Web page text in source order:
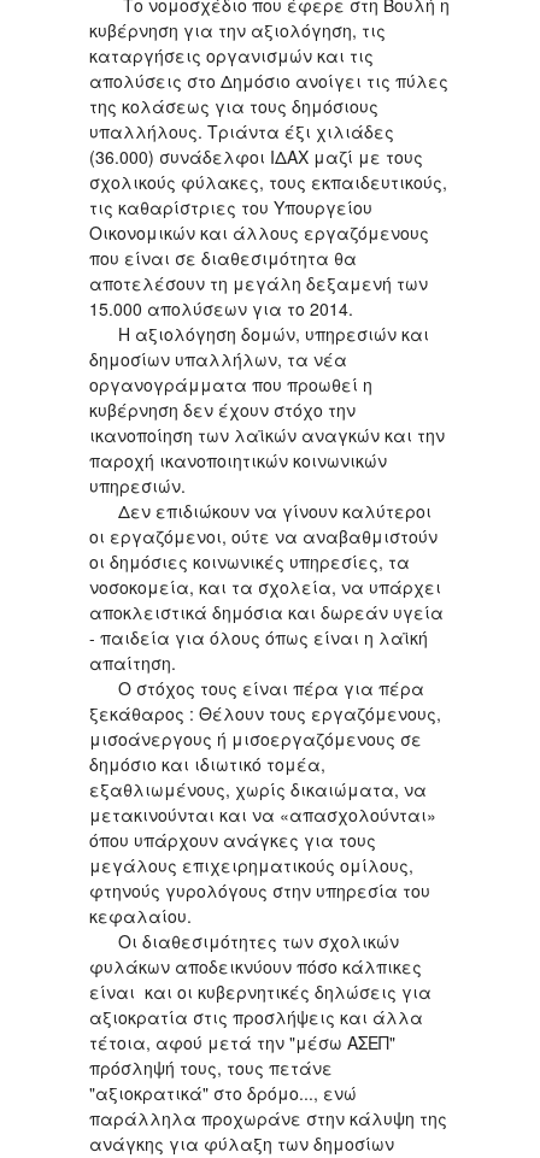
κυβέρνηση για την αξιολόγηση, τις
καταργήσεις οργανισμών και τις
απολύσεις στο Δημόσιο ανοίγει τις πύλες
της κολάσεως για τους δημόσιους
υπαλλήλους. Τριάντα έξι χιλιάδες
(36.000) συνάδελφοι ΙΔΑΧ μαζί με τους
σχολικούς φύλακες, τους εκπαιδευτικούς,
τις καθαρίστριες του Υπουργείου
Οικονομικών και άλλους εργαζόμενους
που είναι σε διαθεσιμότητα θα
αποτελέσουν τη μεγάλη δεξαμενή των
15.000 απολύσεων για το 2014.
Η αξιολόγηση δομών, υπηρεσιών και
δημοσίων υπαλλήλων, τα νέα
οργανογράμματα που προωθεί η
κυβέρνηση δεν έχουν στόχο την
ικανοποίηση των λαϊκών αναγκών και την
παροχή ικανοποιητικών κοινωνικών
υπηρεσιών.
Δεν επιδιώκουν να γίνουν καλύτεροι
οι εργαζόμενοι, ούτε να αναβαθμιστούν
οι δημόσιες κοινωνικές υπηρεσίες, τα
νοσοκομεία, και τα σχολεία, να υπάρχει
αποκλειστικά δημόσια και δωρεάν υγεία
- παιδεία για όλους όπως είναι η λαϊκή
απαίτηση.
Ο στόχος τους είναι πέρα για πέρα
ξεκάθαρος : Θέλουν τους εργαζόμενους,
μισοάνεργους ή μισοεργαζόμενους σε
δημόσιο και ιδιωτικό τομέα,
εξαθλιωμένους, χωρίς δικαιώματα, να
μετακινούνται και να «απασχολούνται»
όπου υπάρχουν ανάγκες για τους
μεγάλους επιχειρηματικούς ομίλους,
φτηνούς γυρολόγους στην υπηρεσία του
κεφαλαίου.
Οι διαθεσιμότητες των σχολικών
φυλάκων αποδεικνύουν πόσο κάλπικες
είναι και οι κυβερνητικές δηλώσεις για
αξιοκρατία στις προσλήψεις και άλλα
τέτοια, αφού μετά την "μέσω ΑΣΕΠ"
πρόσληψή τους, τους πετάνε
"αξιοκρατικά" στο δρόμο..., ενώ
παράλληλα προχωράνε στην κάλυψη της
ανάγκης για φύλαξη των δημοσίων